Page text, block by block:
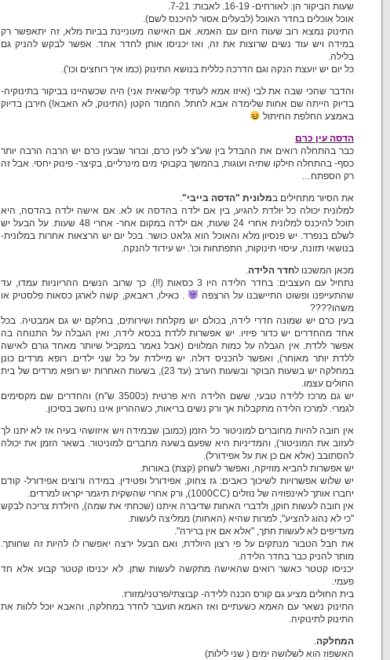
שעות הביקור הן: לאורחים- 16-19. לאבות: 7-21.
אוכל אוכלים בחדר האוכל (לבעלים אסור להיכנס לשם).
התינוק נמצא רוב שעות היום עם האמא. אם האישה מעוניינת בביות מלא, זה יתאפשר רק
במידה ויש עוד נשים שרוצות את זה, ואז יכניסו אותן לחדר אחד. אפשר לבקש להניק גם
בלילה.
כל יום יש יועצת הנקה וגם הדרכה כללית בנושא התינוק (כמו איך רוחצים וכו').
והדבר שהכי שבה את לבי (איזו אמא לעתיד קלישאית אני) היה שכשהיינו בביקור בתינוקיה-
בדיוק הייתה שם אחות שלימדה אבא לחתל. החמוד הקטן (התינוק, לא האבא!) חירבן בדיוק
באמצע החלפת החיתול
הדסה עין כרם
כבר בהתחלה רואים את ההבדל בין שע"צ לעין כרם, וברור שבעין כרם יש הרבה הרבה יותר
כסף- בהתחלה חילקו שתיה ועוגות, בהמשך בקבוקי מים מינרליים, בקיצר- פינוק יחסי. אבל זה
רק הספתח…
את הסיור מתחילים במלונית "הדסה בייבי".
למלונית יכולה כל יולדת להגיע, בין אם ילדה בהדסה או לא. אם אישה ילדה בהדסה, היא
תוכל להיכנס למלונית אחרי 24 שעות, אם ילדה במקום אחר- אחרי 48 שעות. על הבעל יש
לשלם בנפרד. יש פנסיון מלא והאוכל הוא גלאט כושר. בכל יום יש הרצאות אחרות במלונית-
בנושאי תזונה, עיסוי תינוקות, התפתחות וכו'. יש עידוד להנקה.
מכאן המשכנו לחדר הלידה.
נתחיל עם העצבים: בחדר הלידה היו 3 כסאות (!!). כך שרוב הנשים ההריוניות עמדו, עד
שהתעייפנו ופשוט התיישבנו על הרצפה
. כאילו, ראבאק, קשה לארגן כסאות פלסטיק או
משהו????
בעין כרם יש שמונה חדרי לידה, בכולם יש מקלחת ושירותים, בחלקם יש גם אמבטיה. בכל
אחד מהחדרים יש כדור פיזיו. יש אפשרות ללדת בכסא לידה, ואין הגבלה על התנוחה בה
אפשר ללדת. אין הגבלה על כמות המלווים (אבל נאמר במקביל שיותר מאחד גורם לאישה
ללדת יותר מאוחר), ואפשר להכניס דולה. יש מיילדת על כל שני ילדים. רופא מרדים כונן
במחלקה יש בשעות הבוקר ובשעות הערב (עד 23), בשעות האחרות יש רופא מרדים של בית
החולים עצמו.
יש גם מרכז ללידה טבעי, ששם הלידה היא פרטית (כ3500 ש"ח) והחדרים שם מקסימים
לגמרי. למרכז הלידה מתקבלות אך ורק נשים בריאות, כשההריון אינו נחשב בסיכון.
אין חובה להיות מחוברים למוניטור כל הזמן (כמובן שבמידה ויש איזושהי בעיה אז לא יתנו לך
לעזוב את המוניטור), והמדיניות היא שפעם בשעה מחברים למוניטור. בשאר הזמן את יכולה
להסתובב (אלא אם כן את על אפידורל).
יש אפשרות להביא מוזיקה, ואפשר לשחק (קצת) באורות.
יש שלוש אפשרויות לשיכוך כאבים: גז צחוק, אפידורל ופטידין. במידה ורוצים אפידורל- קודם
יחברו אותך לאינפוזיה של נוזלים (1000CC), ורק אחרי שהשקית תיגמר יקראו למרדים.
אין חובה לעשות חוקן, ולדברי האחות שדיברה איתנו (שכחתי את שמה), היולדת צריכה לבקש
"כי לא נהוג להציע", למרות שהיא (האחות) ממליצה לעשות.
מעדיפים לא לעשות חתך, "אלא אם אין ברירה".
את חבל הטבור מנתקים על פי רצון היולדת, ואם הבעל ירצה יאפשרו לו להיות זה שחותך.
מותר להניק כבר בחדר הלידה.
יכניסו קטטר כאשר רואים שהאישה מתקשה לעשות שתן. לא יכניסו קטטר קבוע אלא חד
פעמי.
בית החולים מציע גם קורס הכנה ללידה- קבוצתי/פרטני/מזורז.
התינוק נשאר עם האמא כשעתיים ואז האמא תועבר לחדר במחלקה, והאבא יוכל ללוות את
התינוק לתינוקיה.
המחלקה.
האשפוז הוא לשלושה ימים ( שני לילות)